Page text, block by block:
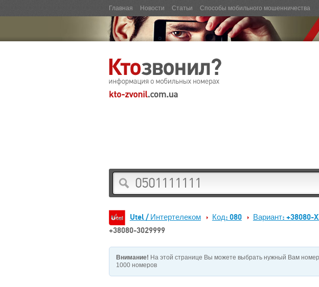
Главная Новости Статьи Способы мобильного мошенничества
Utel / Интертелеком Код: 080 Вариант: +38080-
+38080-3029999
Внимание! На этой странице Вы можете выбрать нужный Вам
1000 номеров